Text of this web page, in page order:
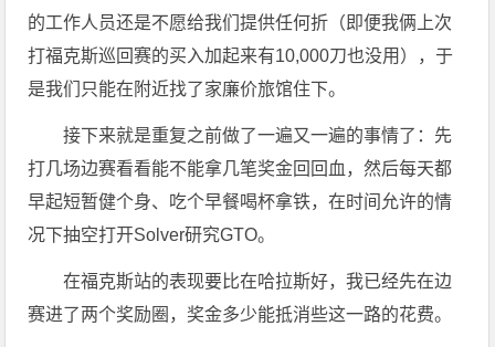
的工作人员还是不愿给我们提供任何折（即便我俩上次
打福克斯巡回赛的买入加起来有10,000刀也没用），于
是我们只能在附近找了家廉价旅馆住下。
接下来就是重复之前做了一遍又一遍的事情了：先
打几场边赛看看能不能拿几笔奖金回回血，然后每天都
早起短暂健个身、吃个早餐喝杯拿铁，在时间允许的情
况下抽空打开Solver研究GTO。
在福克斯站的表现要比在哈拉斯好，我已经先在边
赛进了两个奖励圈，奖金多少能抵消些这一路的花费。